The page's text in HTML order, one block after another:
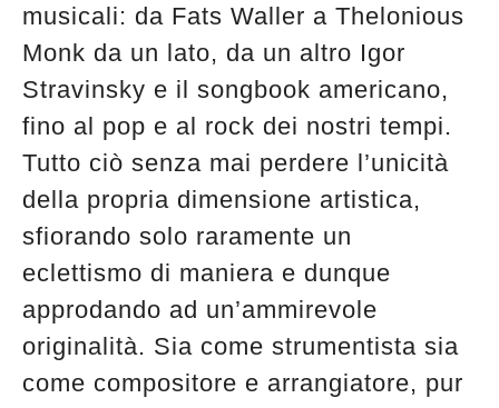
musicali: da Fats Waller a Thelonious
Monk da un lato, da un altro Igor
Stravinsky e il songbook americano,
fino al pop e al rock dei nostri tempi.
Tutto ciò senza mai perdere l’unicità
della propria dimensione artistica,
sfiorando solo raramente un
eclettismo di maniera e dunque
approdando ad un’ammirevole
originalità. Sia come strumentista sia
come compositore e arrangiatore, pur